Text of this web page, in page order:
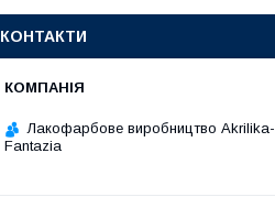
КОНТАКТИ
Лакофарбове виробництво Akrilika-
Fantazia